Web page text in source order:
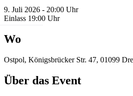
9. Juli 2026 - 20:00 Uhr
Einlass 19:00 Uhr
Wo
Ostpol, Königsbrücker Str. 47, 01099
Über das Event